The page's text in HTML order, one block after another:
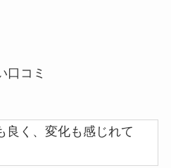
口コミ
良く、変化も感じれて